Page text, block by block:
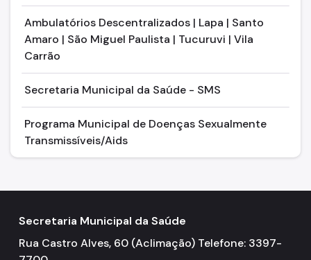
Ambulatórios Descentralizados | Lapa | Santo
Amaro | São Miguel Paulista | Tucuruvi | Vila
Carrão
Secretaria Municipal da Saúde - SMS
Programa Municipal de Doenças Sexualmente
Transmissíveis/Aids
Secretaria Municipal da Saúde
Rua Castro Alves, 60 (Aclimação) Telefone: 3397-